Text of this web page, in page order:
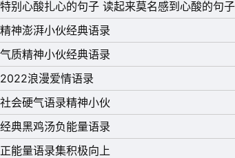
特别心酸扎心的句子 读起来莫名感到心酸的句子
精神澎湃小伙经典语录
气质精神小伙经典语录
2022浪漫爱情语录
社会硬气语录精神小伙
经典黑鸡汤负能量语录
正能量语录集积极向上